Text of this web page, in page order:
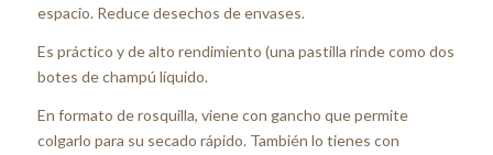
espacio. Reduce desechos de envases.
Es práctico y de alto rendimiento (una pastilla rinde como dos
botes de champú líquido.
En formato de rosquilla, viene con gancho que permite
colgarlo para su secado rápido. También lo tienes con